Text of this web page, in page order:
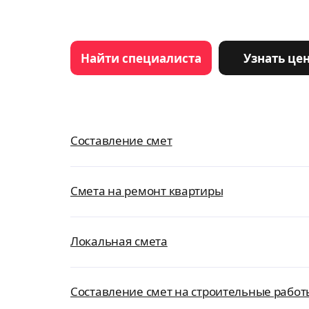
Найти специалиста Узнать
Составление смет
Смета на ремонт квартиры
Локальная смета
Составление смет на строительные